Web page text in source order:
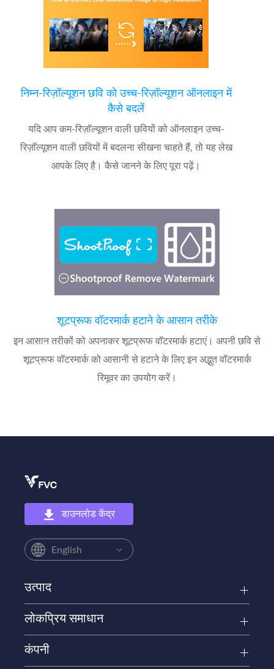
निम्न-रिज़ॉल्यूशन छवि को उच्च-रिज़ॉल्यूशन ऑनलाइन में
कैसे बदलें
यदि आप कम-रिज़ॉल्यूशन वाली छवियों को ऑनलाइन उच्च-
रिज़ॉल्यूशन वाली छवियों में बदलना सीखना चाहते हैं, तो यह लेख
आपके लिए है। कैसे जानने के लिए पूरा पढ़ें।
शूटप्रूफ वॉटरमार्क हटाने के आसान तरीके
इन आसान तरीकों को अपनाकर शूटप्रूफ वॉटरमार्क हटाएं। अपनी छवि से
शूटप्रूफ वॉटरमार्क को आसानी से हटाने के लिए इन अद्भुत वॉटरमार्क
रिमूवर का उपयोग करें।
डाउनलोड केंद्र
English
उत्पाद
लोकप्रिय समाधान
कंपनी